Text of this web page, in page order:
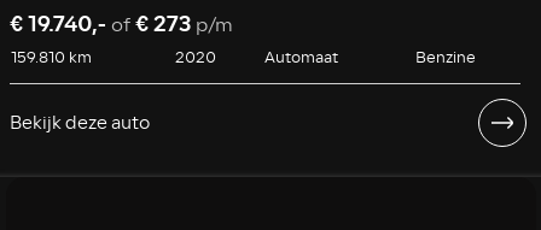
€ 19.740,- of€ 273 p/m
159.810 km 2020 Automaat Benzine
Bekijk deze auto